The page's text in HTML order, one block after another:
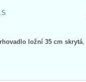
ložní 35 cm skrytá